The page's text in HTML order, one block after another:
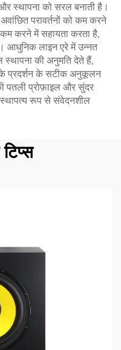
स्थापना को सरल बनाती है।
परावर्तनों को कम करने
करने में सहायता करता है,
आधुनिक लाइन एरे में उन्नत
स्थापना की अनुमति देते हैं,
के प्रदर्शन के सटीक अनुकूलन
पतली प्रोफ़ाइल और सुंदर
स्थापत्य रूप से संवेदनशील
टिप्स